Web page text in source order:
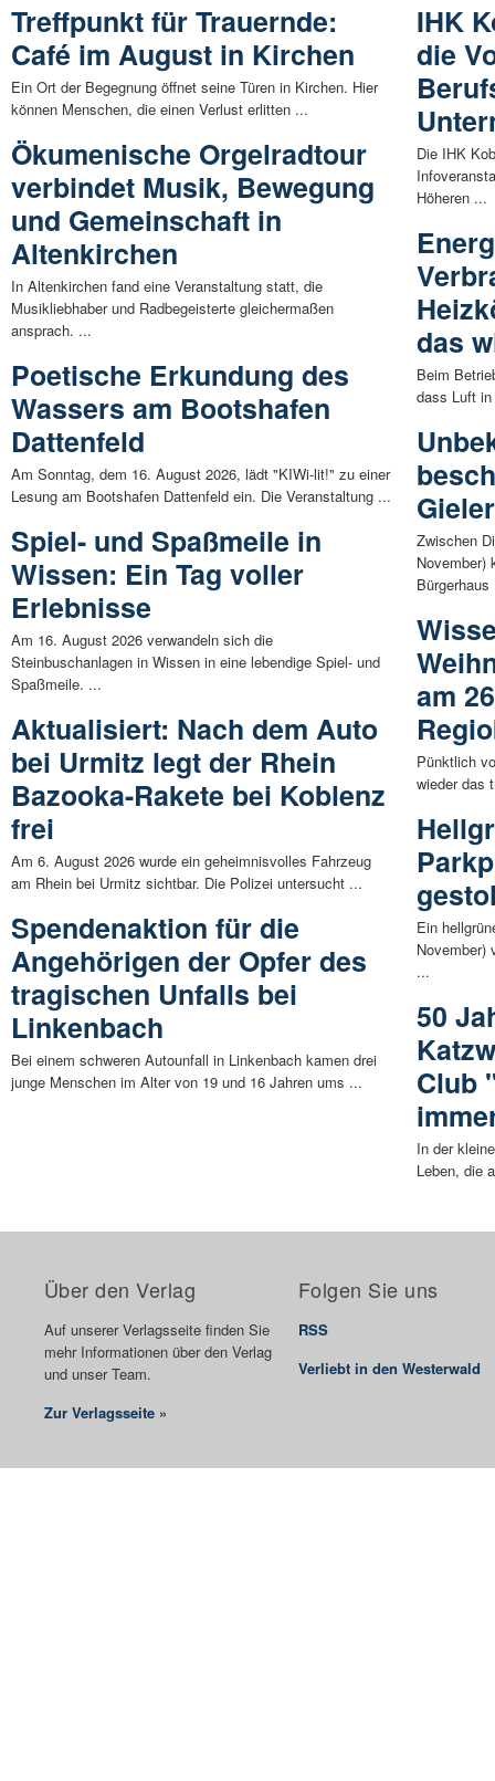
Treffpunkt für Trauernde:
Café im August in Kirchen
Ein Ort der Begegnung öffnet seine Türen in Kirchen. Hier
können Menschen, die einen Verlust erlitten ...
Ökumenische Orgelradtour
verbindet Musik, Bewegung
und Gemeinschaft in
Altenkirchen
In Altenkirchen fand eine Veranstaltung statt, die
Musikliebhaber und Radbegeisterte gleichermaßen
ansprach. ...
Poetische Erkundung des
Wassers am Bootshafen
Dattenfeld
Am Sonntag, dem 16. August 2026, lädt "KIWi-lit!" zu einer
Lesung am Bootshafen Dattenfeld ein. Die Veranstaltung ...
Spiel- und Spaßmeile in
Wissen: Ein Tag voller
Erlebnisse
Am 16. August 2026 verwandeln sich die
Steinbuschanlagen in Wissen in eine lebendige Spiel- und
Spaßmeile. ...
Aktualisiert: Nach dem Auto
bei Urmitz legt der Rhein
Bazooka-Rakete bei Koblenz
frei
Am 6. August 2026 wurde ein geheimnisvolles Fahrzeug
am Rhein bei Urmitz sichtbar. Die Polizei untersucht ...
Spendenaktion für die
Angehörigen der Opfer des
tragischen Unfalls bei
Linkenbach
Bei einem schweren Autounfall in Linkenbach kamen drei
junge Menschen im Alter von 19 und 16 Jahren ums ...
IHK
die
Die IHK
Höheren ...
das
Beim
dass Luft
Zwischen
November)
am
Pünktlich
wieder das
Ein
November)
...
50
Club
In der
Leben, die
Über den Verlag
Auf unserer Verlagsseite finden Sie
mehr Informationen über den Verlag
und unser Team.
Zur Verlagsseite »
Folgen Sie uns
RSS
Verliebt in den Westerwald